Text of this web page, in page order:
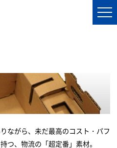
ながら、未だ最高のコスト・パフ
つ、物流の「超定番」素材。